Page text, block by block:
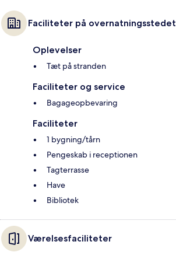
Faciliteter på overnatningsstedet
Oplevelser
Tæt på stranden
Faciliteter og service
Bagageopbevaring
Faciliteter
1 bygning/tårn
Pengeskab i receptionen
Tagterrasse
Have
Bibliotek
Værelsesfaciliteter